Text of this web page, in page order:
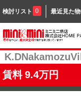
検討リスト 0 最近見た
賃料 9.4万円